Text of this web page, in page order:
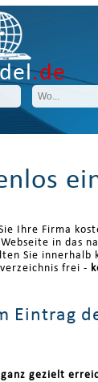
.de
Ihre Firma
in das
Sie innerhalb
frei -
Eintrag
gezielt